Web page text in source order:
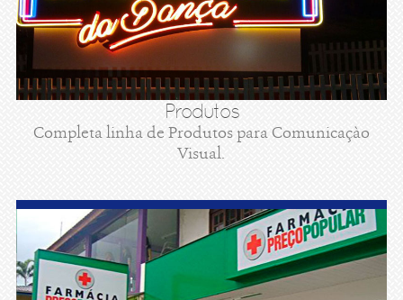
Produtos
Completa linha de Produtos para Comunicaçào
Visual.